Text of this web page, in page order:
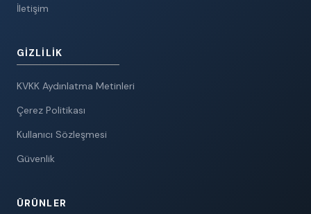
İletişim
GIZLILIK
KVKK Aydınlatma Metinleri
Çerez Politikası
Kullanıcı Sözleşmesi
Güvenlik
ÜRÜNLER